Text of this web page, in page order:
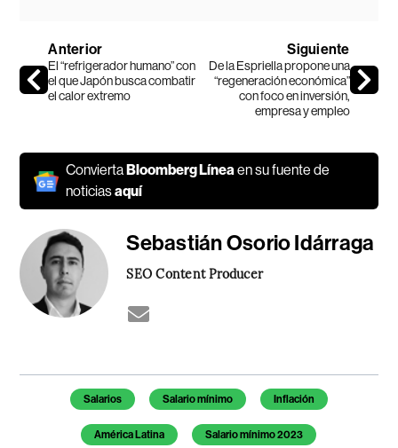
Anterior
El “refrigerador humano” con
el que Japón busca combatir
el calor extremo
Siguiente
De la Espriella propone una
“regeneración económica”
con foco en inversión,
empresa y empleo
Convierta Bloomberg Líneaen su fuente de
noticiasaquí
Sebastián Osorio Idárraga
SEO Content Producer
Temas de este artículo
Salarios Salario mínimo Inflación
América Latina Salario mínimo 2023